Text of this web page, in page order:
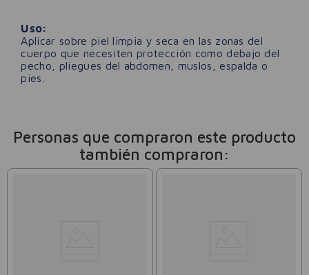
Uso:
Aplicar sobre piel limpia y seca en las zonas del
cuerpo que necesiten protección como debajo del
pecho, pliegues del abdomen, muslos, espalda o
pies.
Personas que compraron este producto
también compraron: